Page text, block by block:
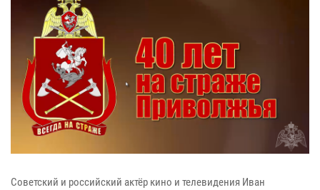
Советский и российский актёр кино и телевидения Иван